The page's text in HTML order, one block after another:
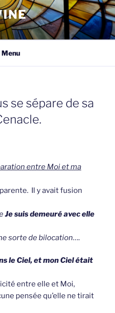
Menu
se sépare de sa
entre Moi et ma
Il y avait fusion
Je suis demeuré avec elle
sorte de bilocation….
le Ciel, et mon Ciel était
entre elle et Moi,
pensée qu’elle ne tirait